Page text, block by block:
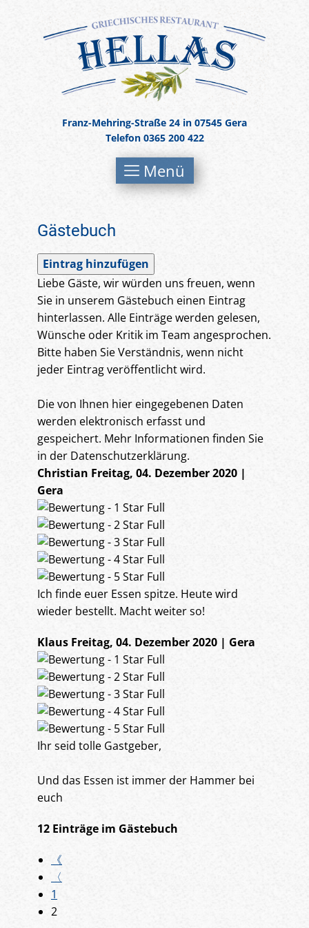
Franz-Mehring-Straße 24 in 07545 Gera
Telefon 0365 200 422
Menü
Gästebuch
Eintrag hinzufügen
Liebe Gäste, wir würden uns freuen, wenn
Sie in unserem Gästebuch einen Eintrag
hinterlassen. Alle Einträge werden gelesen,
Wünsche oder Kritik im Team angesprochen.
Bitte haben Sie Verständnis, wenn nicht
jeder Eintrag veröffentlicht wird.
Die von Ihnen hier eingegebenen Daten
werden elektronisch erfasst und
gespeichert. Mehr Informationen finden Sie
in der Datenschutzerklärung.
Christian Freitag, 04. Dezember 2020 |
Gera
Ich finde euer Essen spitze. Heute wird
wieder bestellt. Macht weiter so!
Klaus Freitag, 04. Dezember 2020 | Gera
Ihr seid tolle Gastgeber,
Und das Essen ist immer der Hammer bei
euch
12 Einträge im Gästebuch
《
〈
1
2